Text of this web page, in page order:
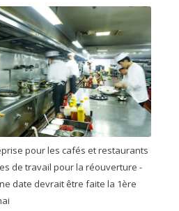
pour les cafés et restaurants
de travail pour la réouverture -
date devrait être faite la 1ère